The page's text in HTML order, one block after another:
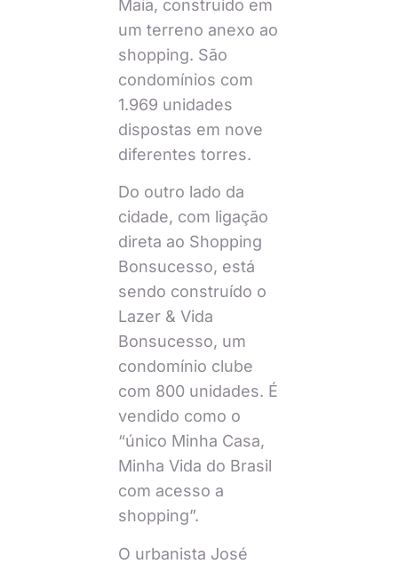
Maia, construído em
um terreno anexo ao
shopping. São
condomínios com
1.969 unidades
dispostas em nove
diferentes torres.
Do outro lado da
cidade, com ligação
direta ao Shopping
Bonsucesso, está
sendo construído o
Lazer & Vida
Bonsucesso, um
condomínio clube
com 800 unidades. É
vendido como o
“único Minha Casa,
Minha Vida do Brasil
com acesso a
shopping”.
O urbanista José